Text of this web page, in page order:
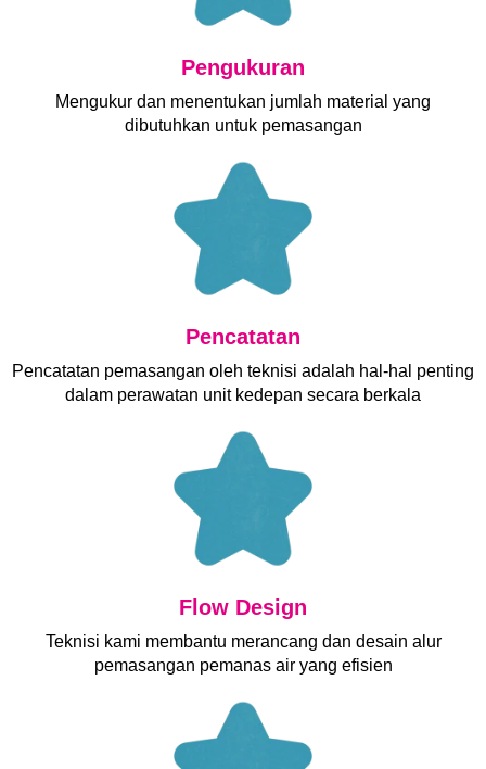
Pengukuran
Mengukur dan menentukan jumlah material yang
dibutuhkan untuk pemasangan
Pencatatan
Pencatatan pemasangan oleh teknisi adalah hal-hal penting
dalam perawatan unit kedepan secara berkala
Flow Design
Teknisi kami membantu merancang dan desain alur
pemasangan pemanas air yang efisien